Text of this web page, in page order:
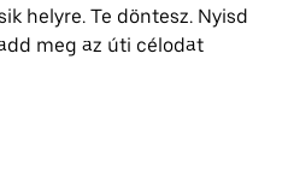
helyre. Te döntesz. Nyisd
meg az úti célodat